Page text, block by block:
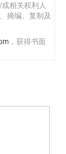
相关权利人
摘编、复制及
，获得书面